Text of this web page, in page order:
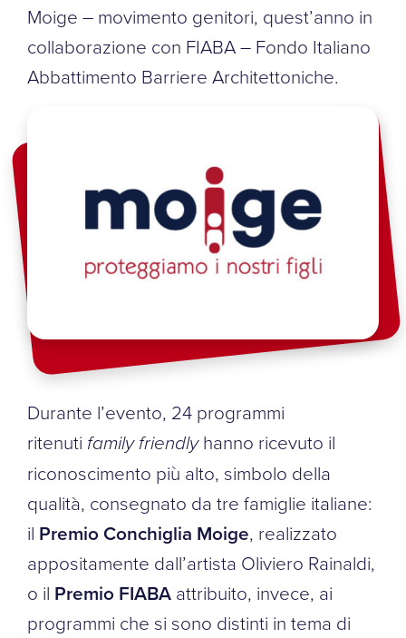
Moige – movimento genitori, quest’anno in
collaborazione con FIABA – Fondo Italiano
Abbattimento Barriere Architettoniche.
Durante l’evento, 24 programmi
ritenuti family friendlyhanno ricevuto il
riconoscimento più alto, simbolo della
qualità, consegnato da tre famiglie italiane:
il Premio Conchiglia Moige, realizzato
appositamente dall’artista Oliviero Rainaldi,
o il Premio FIABA attribuito, invece, ai
programmi che si sono distinti in tema di